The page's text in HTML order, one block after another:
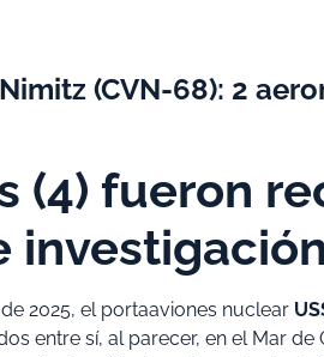
(CVN-68): 2
(4) fueron
investigación
2025, el portaaviones nuclear
entre sí, al parecer, en el Mar